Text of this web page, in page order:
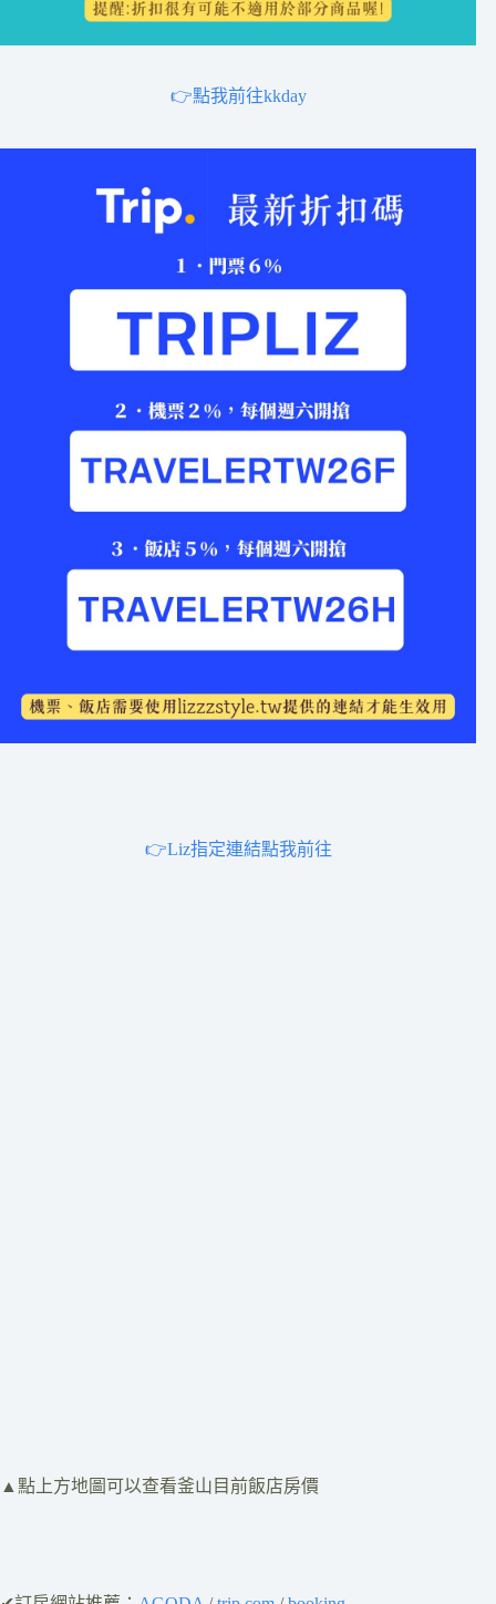
👉點我前往kkday
👉Liz指定連結點我前往
​▲點上方地圖可以查看釜山目前飯店房價